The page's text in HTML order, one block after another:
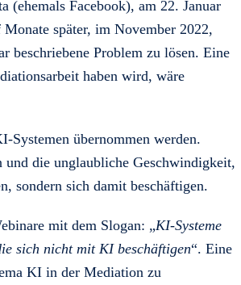
(ehemals Facebook), am 22. Januar
später, im November 2022,
beschriebene Problem zu lösen. Eine
haben wird, wäre
Systemen übernommen werden.
und die unglaubliche Geschwindigkeit,
sondern sich damit beschäftigen.
mit dem Slogan: „KI-Systeme
sich nicht mit KI beschäftigen“. Eine
KI in der Mediation zu